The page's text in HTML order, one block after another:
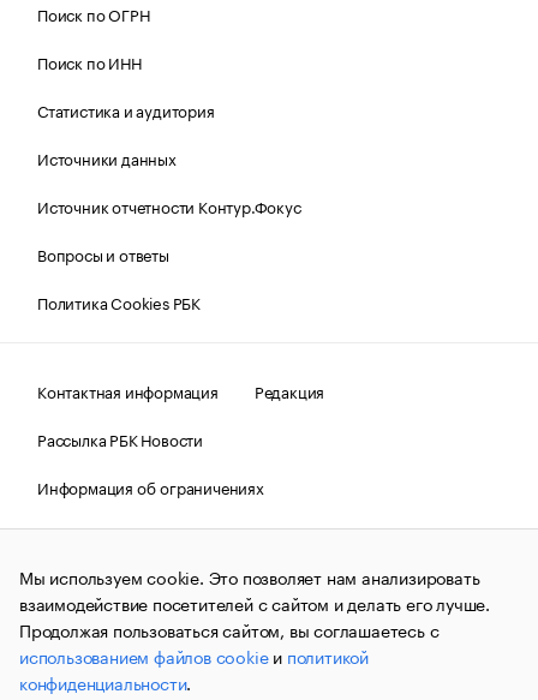
Поиск по ОГРН
Поиск по ИНН
Статистика и аудитория
Источники данных
Источник отчетности Контур.Фокус
Вопросы и ответы
Политика Cookies РБК
Контактная информация
Редакция
Рассылка РБК Новости
Информация об ограничениях
Правовая информация
О соблюдении авторских прав
© АО «РОСБИЗНЕСКОНСАЛТИНГ»,1995–2026.Сообщения
и материалы информационного агентства «РБК»
(зарегистрировано Федеральной службой по надзору в сфере
связи, информационных технологий и массовых
коммуникаций (Роскомнадзор) 09.12.2015 за номером ИА
№ФС77-63848) сопровождаются пометкой «РБК». Отдельные
публикации могут содержать информацию,
Мы используем cookie. Это позволяет нам анализировать
взаимодействие посетителей с сайтом и делать его лучше.
Продолжая пользоваться сайтом, вы соглашаетесь с
использованием файлов cookieи политикой
конфиденциальности.